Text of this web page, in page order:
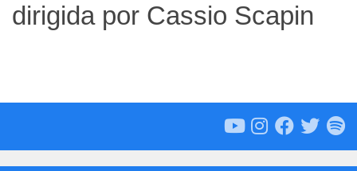
dirigida por Cassio Scapin